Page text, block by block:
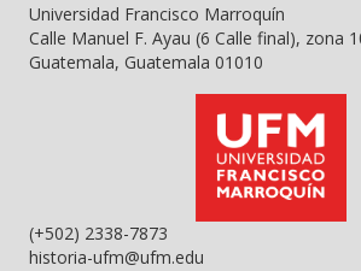
Universidad Francisco Marroquín
Calle Manuel F. Ayau (6 Calle final), zona
Guatemala, Guatemala 01010
(+502) 2338-7873
historia-ufm@ufm.edu